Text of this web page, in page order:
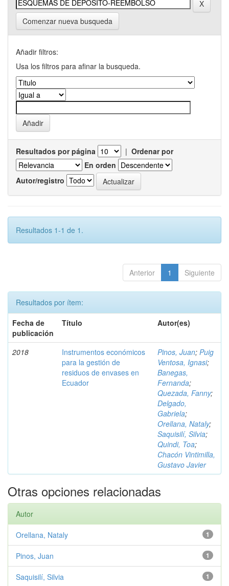
Comenzar nueva busqueda
Añadir filtros:
Usa los filtros para afinar la busqueda.
Resultados por página | Ordenar por
En orden
Autor/registro
Resultados 1-1 de 1.
Anterior 1 Siguiente
Resultados por ítem:
Fecha de
publicación
Título Autor(es)
2018
Instrumentos económicos
para la gestión de
residuos de envases en
Ecuador
Pinos, Juan; Puig
Ventosa, Ignasi;
Banegas,
Fernanda;
Quezada, Fanny;
Delgado,
Gabriela;
Orellana, Nataly;
Saquisilí, Silvia;
Quindi, Toa;
Chacón Vintimilla,
Gustavo Javier
Otras opciones relacionadas
Autor
1
Orellana, Nataly
1
Pinos, Juan
1
Saquisilí, Silvia